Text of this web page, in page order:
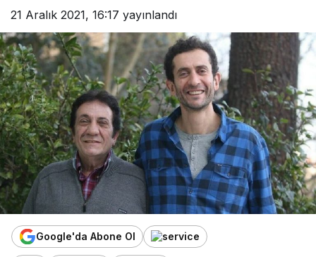
21 Aralık 2021, 16:17 yayınlandı
Google'da Abone Ol